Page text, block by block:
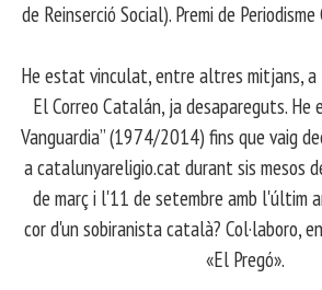
de Reinserció Social). Premi de
He estat vinculat, entre altres mitjans, a
El Correo Catalán, ja desapareguts.
Vanguardia” (1974/2014) fins que vaig
a catalunyareligio.cat durant sis mesos
de març i l'11 de setembre amb l'últim
cor d'un sobiranista català? Col·laboro,
«El Pregó».